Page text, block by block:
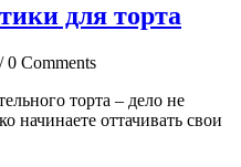
для торта
/ 0 Comments
торта – дело не
начинаете оттачивать свои